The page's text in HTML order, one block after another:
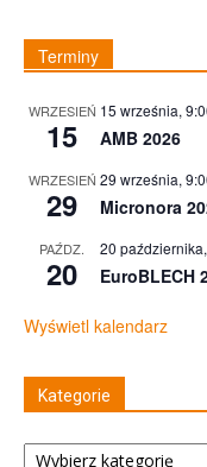
Terminy
WRZESIEŃ
15
15 września,
AMB 2026
WRZESIEŃ
29
29 września,
Micronora
PAŹDZ.
20
20
EuroBLECH
Wyświetl kalendarz
Kategorie
Kategorie